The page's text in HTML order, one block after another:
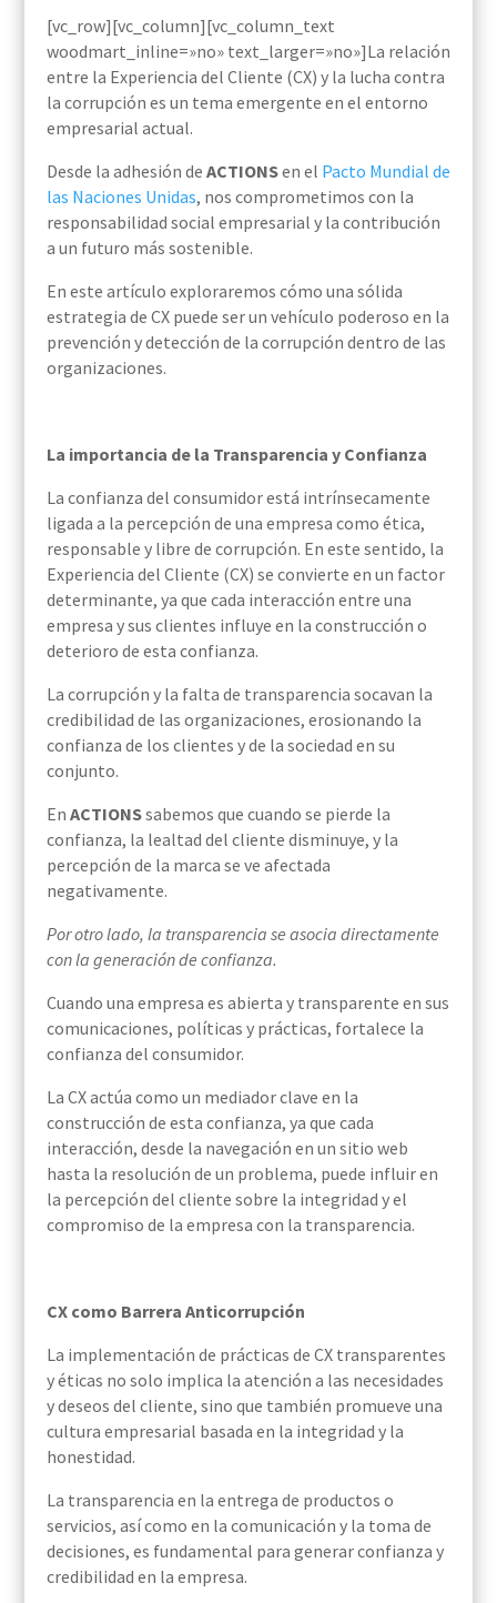
[vc_row][vc_column][vc_column_text
woodmart_inline=»no» text_larger=»no»]La relación
entre la Experiencia del Cliente (CX) y la lucha contra
la corrupción es un tema emergente en el entorno
empresarial actual.
Desde la adhesión de ACTIONSen el Pacto Mundial de
las Naciones Unidas, nos comprometimos con la
responsabilidad social empresarial y la contribución
a un futuro más sostenible.
En este artículo exploraremos cómo una sólida
estrategia de CX puede ser un vehículo poderoso en la
prevención y detección de la corrupción dentro de las
organizaciones.
La importancia de la Transparencia y Confianza
La confianza del consumidor está intrínsecamente
ligada a la percepción de una empresa como ética,
responsable y libre de corrupción. En este sentido, la
Experiencia del Cliente (CX) se convierte en un factor
determinante, ya que cada interacción entre una
empresa y sus clientes influye en la construcción o
deterioro de esta confianza.
La corrupción y la falta de transparencia socavan la
credibilidad de las organizaciones, erosionando la
confianza de los clientes y de la sociedad en su
conjunto.
En ACTIONSsabemos que cuando se pierde la
confianza, la lealtad del cliente disminuye, y la
percepción de la marca se ve afectada
negativamente.
Por otro lado, la transparencia se asocia directamente
con la generación de confianza.
Cuando una empresa es abierta y transparente en sus
comunicaciones, políticas y prácticas, fortalece la
confianza del consumidor.
La CX actúa como un mediador clave en la
construcción de esta confianza, ya que cada
interacción, desde la navegación en un sitio web
hasta la resolución de un problema, puede influir en
la percepción del cliente sobre la integridad y el
compromiso de la empresa con la transparencia.
CX como Barrera Anticorrupción
La implementación de prácticas de CX transparentes
y éticas no solo implica la atención a las necesidades
y deseos del cliente, sino que también promueve una
cultura empresarial basada en la integridad y la
honestidad.
La transparencia en la entrega de productos o
servicios, así como en la comunicación y la toma de
decisiones, es fundamental para generar confianza y
credibilidad en la empresa.